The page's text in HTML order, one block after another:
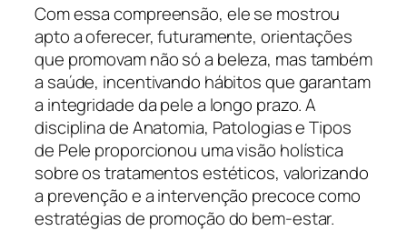
Com essa compreensão, ele se mostrou
apto a oferecer, futuramente, orientações
que promovam não só a beleza, mas também
a saúde, incentivando hábitos que garantam
a integridade da pele a longo prazo. A
disciplina de Anatomia, Patologias e Tipos
de Pele proporcionou uma visão holística
sobre os tratamentos estéticos, valorizando
a prevenção e a intervenção precoce como
estratégias de promoção do bem-estar.